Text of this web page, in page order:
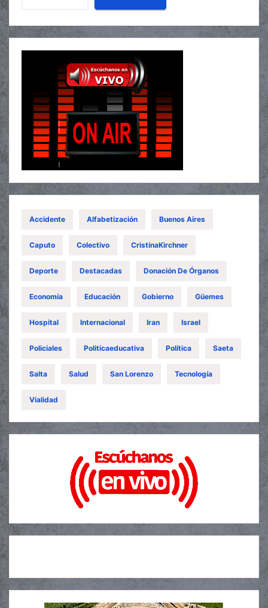
Accidente Alfabetización Buenos Aires
Caputo Colectivo CristinaKirchner
Deporte Destacadas Donación De Órganos
Economía Educación Gobierno Güemes
Hospital Internacional Iran Israel
Policiales Politicaeducativa Política Saeta
Salta Salud San Lorenzo Tecnología
Vialidad